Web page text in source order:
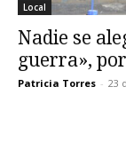
Local
Nadie se
guerra»,
Patricia Torres - 23